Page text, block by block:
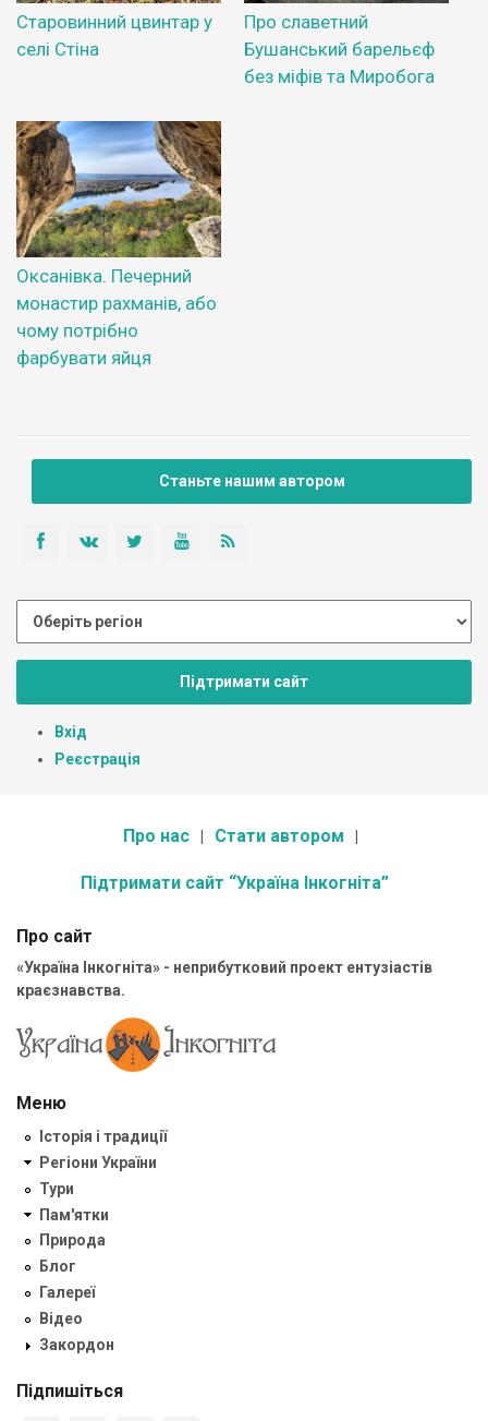
Старовинний цвинтар у
селі Стіна
Про славетний
Бушанський барельєф
без міфів та Миробога
Оксанівка. Печерний
монастир рахманів, або
чому потрібно
фарбувати яйця
Станьте нашим автором
Підтримати сайт
Вхід
Реєстрація
Про нас Стати автором
Підтримати сайт “Україна Інкогніта”
Про сайт
«Україна Інкогніта» - неприбутковий проект ентузіастів
краєзнавства.
Меню
Історія і традиції
Регіони України
Тури
Пам'ятки
Природа
Блог
Галереї
Відео
Закордон
Підпишіться